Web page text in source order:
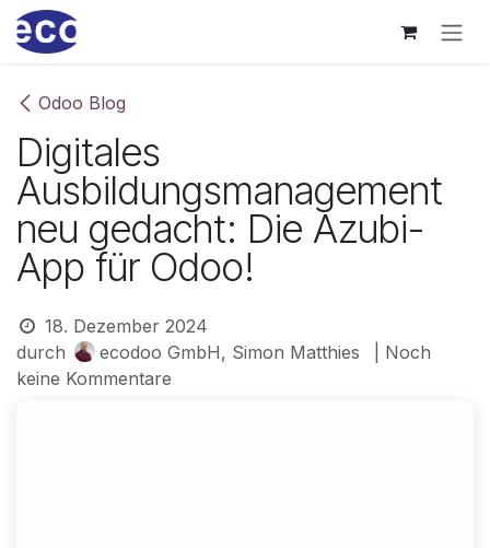
Zum Inhalt springen
Odoo Blog
Digitales
Ausbildungsmanagement
neu gedacht: Die Azubi-
App für Odoo!
18. Dezember 2024
durch
ecodoo GmbH, Simon Matthies
| Noch
keine Kommentare